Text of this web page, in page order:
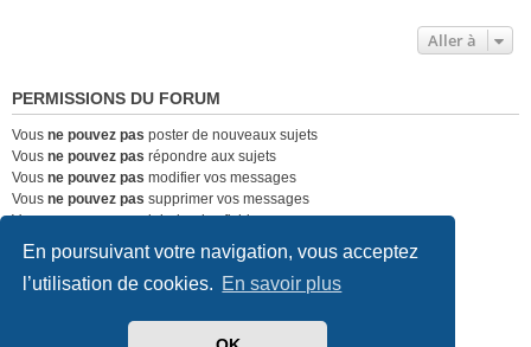
En poursuivant votre navigation, vous acceptez
l’utilisation de cookies. En savoir plus
Aller à
PERMISSIONS DU FORUM
Vous ne pouvez pas poster de nouveaux sujets
Vous ne pouvez pas répondre aux sujets
Vous ne pouvez pas modifier vos messages
Vous ne pouvez pas supprimer vos messages
Vousne pouvez pasjoindre des fichiers